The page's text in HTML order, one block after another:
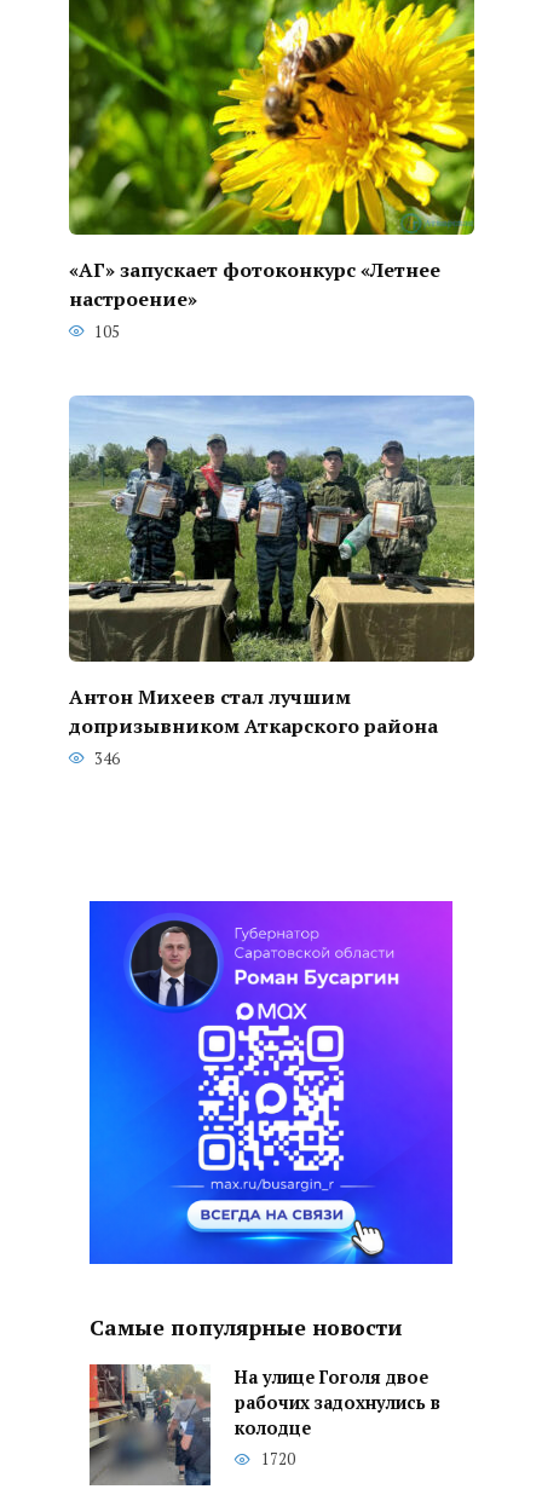
«АГ» запускает фотоконкурс «Летнее
настроение»
105
Антон Михеев стал лучшим
допризывником Аткарского района
346
Самые популярные новости
На улице Гоголя двое
рабочих задохнулись в
колодце
1720